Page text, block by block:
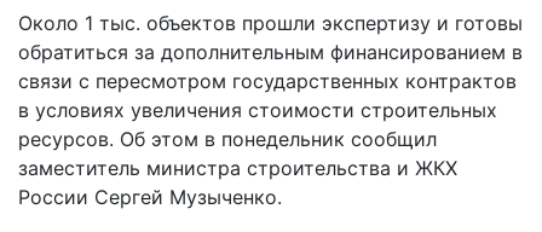
01.02.2022
Около 1 тыс. объектов прошли экспертизу и готовы
обратиться за дополнительным финансированием в
связи с пересмотром государственных контрактов
в условиях увеличения стоимости строительных
ресурсов. Об этом в понедельник сообщил
заместитель министра строительства и ЖКХ
России Сергей Музыченко.